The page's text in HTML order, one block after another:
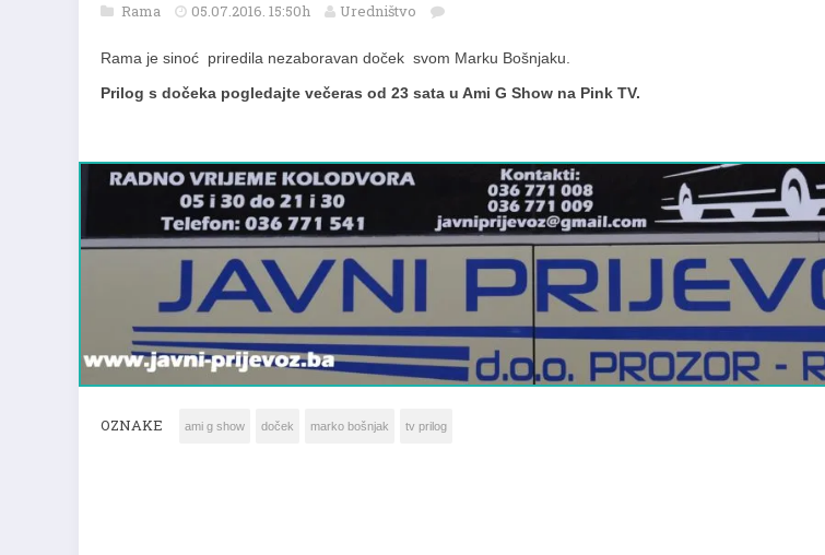
Rama 05.07.2016. 15:50h Uredništvo
Rama je sinoć priredila nezaboravan doček svom Marku Bošnjaku.
Prilog s dočeka pogledajte večeras od 23 sata u Ami G Show na Pink TV.